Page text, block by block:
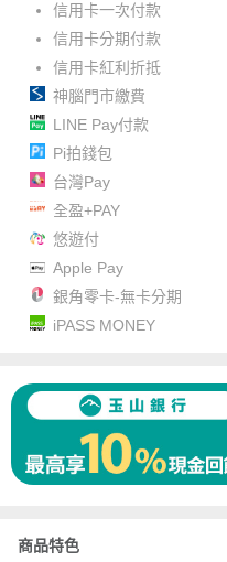
信用卡一次付款
信用卡分期付款
信用卡紅利折抵
神腦門市繳費
LINE Pay付款
Pi拍錢包
台灣Pay
全盈+PAY
悠遊付
Apple Pay
銀角零卡-無卡分期
iPASS MONEY
商品特色